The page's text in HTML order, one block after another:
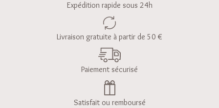
Expédition rapide sous 24h
Livraison gratuite à partir de 50 €
Paiement sécurisé
Satisfait ou remboursé